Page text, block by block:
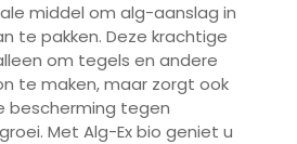
middel om alg-aanslag in
te pakken. Deze krachtige
om tegels en andere
te maken, maar zorgt ook
bescherming tegen
Met Alg-Ex bio geniet u